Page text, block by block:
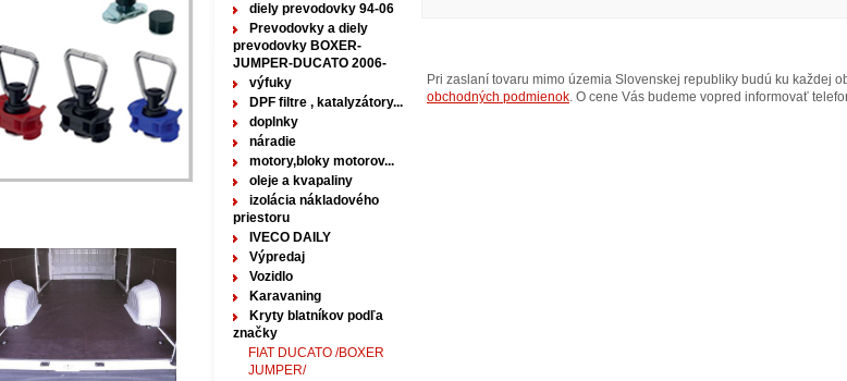
diely prevodovky 94-06
Prevodovky a diely
prevodovky BOXER-
JUMPER-DUCATO 2006-
výfuky
DPF filtre , katalyzátory...
doplnky
náradie
motory,bloky motorov...
oleje a kvapaliny
izolácia nákladového
priestoru
IVECO DAILY
Výpredaj
Vozidlo
Karavaning
Kryty blatníkov podľa
značky
FIAT DUCATO /BOXER
JUMPER/
Pri zaslaní tovaru mimo územia Slovenskej republiky budú ku každej
obchodných podmienok. O cene Vás budeme vopred informovať